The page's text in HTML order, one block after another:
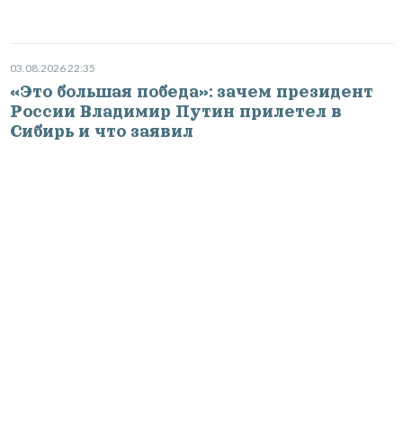
03.08.2026 22:35
«Это большая победа»: зачем президент
России Владимир Путин прилетел в
Сибирь и что заявил